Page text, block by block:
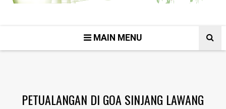
MAIN MENU
PETUALANGAN DI GOA SINJANG LAWANG